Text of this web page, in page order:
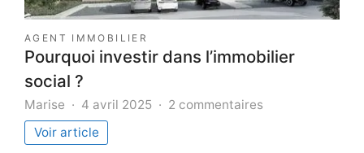
AGENT IMMOBILIER
Pourquoi investir dans l’immobilier
social ?
Marise 4 avril 2025 2 commentaires
Voir article